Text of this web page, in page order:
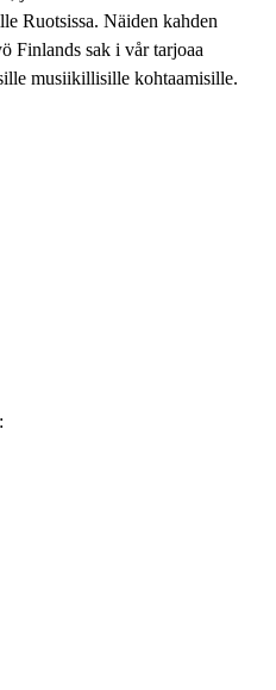
Ruotsissa. Näiden kahden
Finlands sak i vår tarjoaa
musiikillisille kohtaamisille.
: